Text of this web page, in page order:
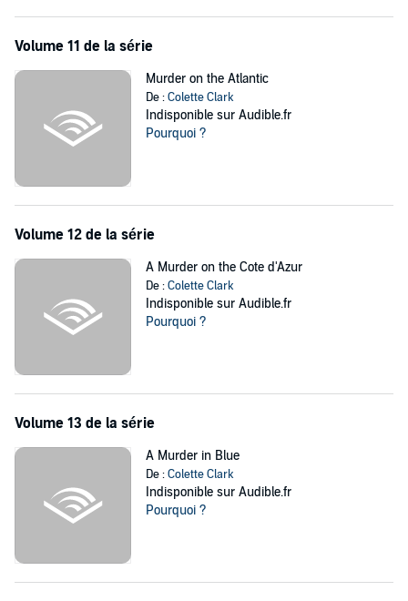
Volume 11 de la série
Murder on the Atlantic
De :Colette Clark
Indisponible sur Audible.fr
Pourquoi ?
Volume 12 de la série
A Murder on the Cote d'Azur
De :Colette Clark
Indisponible sur Audible.fr
Pourquoi ?
Volume 13 de la série
A Murder in Blue
De :Colette Clark
Indisponible sur Audible.fr
Pourquoi ?